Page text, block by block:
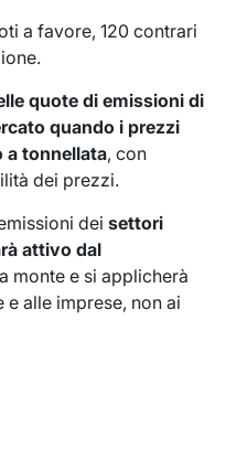
a favore, 120 contrari
quote di emissioni di
quando i prezzi
a tonnellata, con
dei prezzi.
dei settori
attivo dal
monte e si applicherà
alle imprese, non ai